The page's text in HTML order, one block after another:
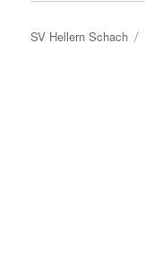
SV Hellern Schach